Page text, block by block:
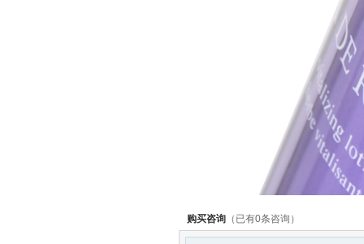
购买咨询 （已有0条咨询）